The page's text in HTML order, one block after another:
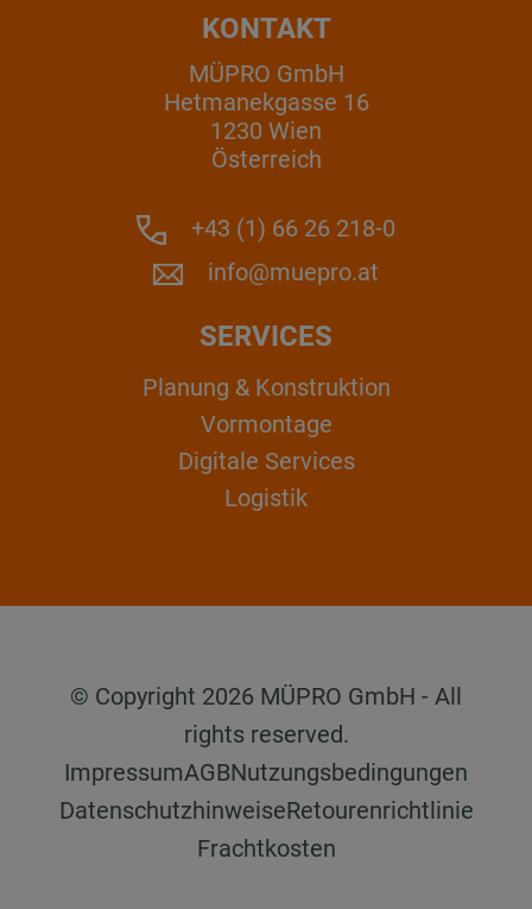
KONTAKT
MÜPRO GmbH
Hetmanekgasse 16
1230 Wien
Österreich
+43 (1) 66 26 218-0
info@muepro.at
SERVICES
Planung & Konstruktion
Vormontage
Digitale Services
Logistik
© Copyright 2026 MÜPRO GmbH - All
rights reserved.
ImpressumAGBNutzungsbedingungen
DatenschutzhinweiseRetourenrichtlinie
Frachtkosten